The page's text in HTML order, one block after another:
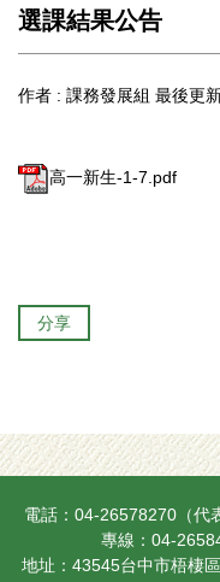
選課結果公告
作者 : 課務發展組 最後更
高一新生-1-7.pdf
分享
電話：04-26578270（代
專線：04-
地址：43545台中市梧棲